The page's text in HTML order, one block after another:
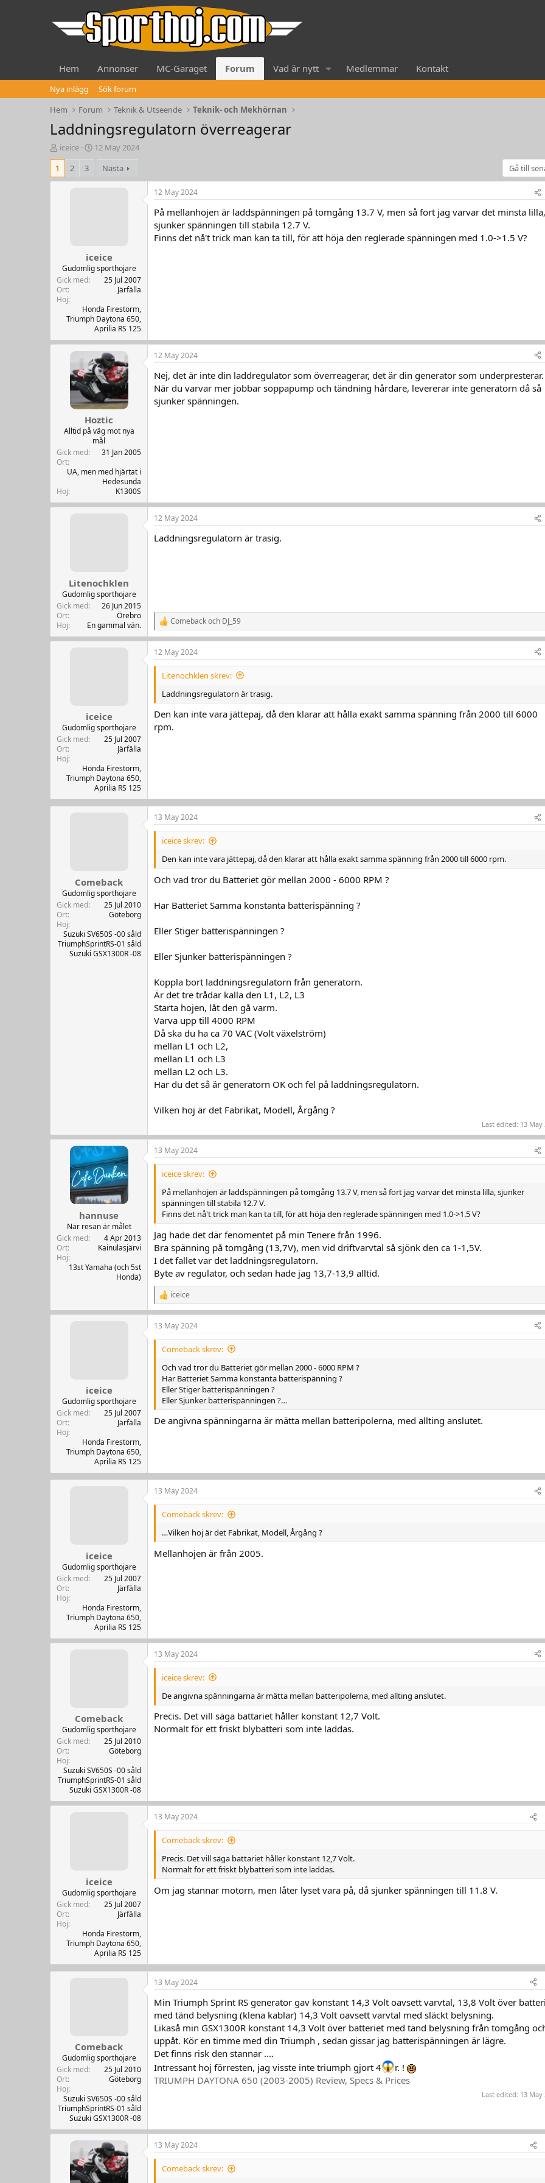
Hem Annonser MC-Garaget Forum Vad är nytt Medlemmar Kontakt
Nya inlägg
Sök forum
Hem
Forum Teknik & Utseende Teknik- och Mekhörnan
Laddningsregulatorn överreagerar
T
h
e
e
r
iceice
S
r
12 May 2024
1
2 3 Nästa Gå till
iceice
Gudomlig sporthojare
Gick med
25 Jul 2007
Ort
Järfälla
Hoj
Honda Firestorm,
Triumph Daytona 650,
Aprilia RS 125
12 May 2024
På mellanhojen är laddspänningen på tomgång 13.7 V, men så fort jag varvar det minsta lilla,
sjunker spänningen till stabila 12.7 V.
Finns det nå't trick man kan ta till, för att höja den reglerade spänningen med 1.0->1.5 V?
Hoztic
Alltid på väg mot nya
mål
Gick med
31 Jan 2005
Ort
UA, men med hjärtat i
Hedesunda
Hoj
K1300S
12 May 2024
Nej, det är inte din laddregulator som överreagerar, det är din generator som underpresterar.
När du varvar mer jobbar soppapump och tändning hårdare, levererar inte generatorn då så
sjunker spänningen.
Litenochklen
Gudomlig sporthojare
Gick med
26 Jun 2015
Ort
Örebro
Hoj
En gammal vän.
12 May 2024
Laddningsregulatorn är trasig.
R
e
a
k
t
e
r
Comebackoch DJ_59
iceice
Gudomlig sporthojare
Gick med
25 Jul 2007
Ort
Järfälla
Hoj
Honda Firestorm,
Triumph Daytona 650,
Aprilia RS 125
12 May 2024
Litenochklen skrev:
Laddningsregulatorn är trasig.
Den kan inte vara jättepaj, då den klarar att hålla exakt samma spänning från 2000 till 6000
rpm.
Comeback
Gudomlig sporthojare
Gick med
25 Jul 2010
Ort
Göteborg
Hoj
Suzuki SV650S -00 såld
TriumphSprintRS-01 såld
Suzuki GSX1300R -08
13 May 2024
iceice skrev:
Den kan inte vara jättepaj, då den klarar att hålla exakt samma spänning från 2000 till 6000 rpm.
Och vad tror du Batteriet gör mellan 2000 - 6000 RPM ?
Har Batteriet Samma konstanta batterispänning ?
Eller Stiger batterispänningen ?
Eller Sjunker batterispänningen ?
Koppla bort laddningsregulatorn från generatorn.
Är det tre trådar kalla den L1, L2, L3
Starta hojen, låt den gå varm.
Varva upp till 4000 RPM
Då ska du ha ca 70 VAC (Volt växelström)
mellan L1 och L2,
mellan L1 och L3
mellan L2 och L3.
Har du det så är generatorn OK och fel på laddningsregulatorn.
Vilken hoj är det Fabrikat, Modell, Årgång ?
Last edited: 13 May
hannuse
När resan är målet
Gick med
4 Apr 2013
Ort
Kainulasjärvi
Hoj
13st Yamaha (och 5st
Honda)
13 May 2024
iceice skrev:
På mellanhojen är laddspänningen på tomgång 13.7 V, men så fort jag varvar det minsta lilla, sjunker
spänningen till stabila 12.7 V.
Finns det nå't trick man kan ta till, för att höja den reglerade spänningen med 1.0->1.5 V?
Jag hade det där fenomentet på min Tenere från 1996.
Bra spänning på tomgång (13,7V), men vid driftvarvtal så sjönk den ca 1-1,5V.
I det fallet var det laddningsregulatorn.
Byte av regulator, och sedan hade jag 13,7-13,9 alltid.
R
e
a
k
t
n
iceice
iceice
Gudomlig sporthojare
Gick med
25 Jul 2007
Ort
Järfälla
Hoj
Honda Firestorm,
Triumph Daytona 650,
Aprilia RS 125
13 May 2024
Comeback skrev:
Och vad tror du Batteriet gör mellan 2000 - 6000 RPM ?
Har Batteriet Samma konstanta batterispänning ?
Eller Stiger batterispänningen ?
Eller Sjunker batterispänningen ?…
De angivna spänningarna är mätta mellan batteripolerna, med allting anslutet.
iceice
Gudomlig sporthojare
Gick med
25 Jul 2007
Ort
Järfälla
Hoj
Honda Firestorm,
Triumph Daytona 650,
Aprilia RS 125
13 May 2024
Comeback skrev:
…Vilken hoj är det Fabrikat, Modell, Årgång ?
Mellanhojen är från 2005.
Comeback
Gudomlig sporthojare
Gick med
25 Jul 2010
Ort
Göteborg
Hoj
Suzuki SV650S -00 såld
TriumphSprintRS-01 såld
Suzuki GSX1300R -08
13 May 2024
iceice skrev:
De angivna spänningarna är mätta mellan batteripolerna, med allting anslutet.
Precis. Det vill säga battariet håller konstant 12,7 Volt.
Normalt för ett friskt blybatteri som inte laddas.
iceice
Gudomlig sporthojare
Gick med
25 Jul 2007
Ort
Järfälla
Hoj
Honda Firestorm,
Triumph Daytona 650,
Aprilia RS 125
13 May 2024
Comeback skrev:
Precis. Det vill säga battariet håller konstant 12,7 Volt.
Normalt för ett friskt blybatteri som inte laddas.
Om jag stannar motorn, men låter lyset vara på, då sjunker spänningen till 11.8 V.
Comeback
Gudomlig sporthojare
Gick med
25 Jul 2010
Ort
Göteborg
Hoj
Suzuki SV650S -00 såld
TriumphSprintRS-01 såld
Suzuki GSX1300R -08
13 May 2024
Min Triumph Sprint RS generator gav konstant 14,3 Volt oavsett varvtal, 13,8 Volt över
med tänd belysning (klena kablar) 14,3 Volt oavsett varvtal med släckt belysning.
Likaså min GSX1300R konstant 14,3 Volt över batteriet med tänd belysning från tomgång
uppåt. Kör en timme med din Triumph , sedan gissar jag batterispänningen är lägre.
Det finns risk den stannar ....
Intressant hoj förresten, jag visste inte triumph gjort 4
r. !
TRIUMPH DAYTONA 650 (2003-2005) Review, Specs & Prices
Last edited: 13 May
13 May 2024
Comeback skrev: